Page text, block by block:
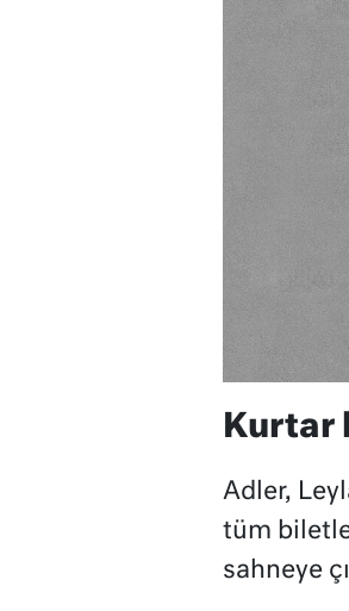
Kurtar
Adler,
tüm
sahneye